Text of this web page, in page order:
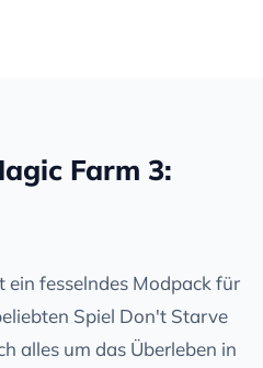
Farm 3:
ein fesselndes Modpack für
Spiel Don't Starve
alles um das Überleben in